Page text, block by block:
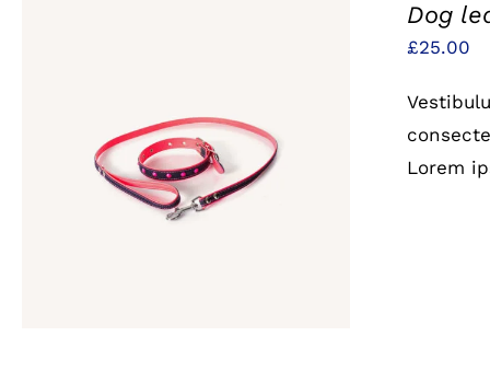
IN DEN WARENKORB
QUICK
VIEW
Dog
£25.00
Lorem